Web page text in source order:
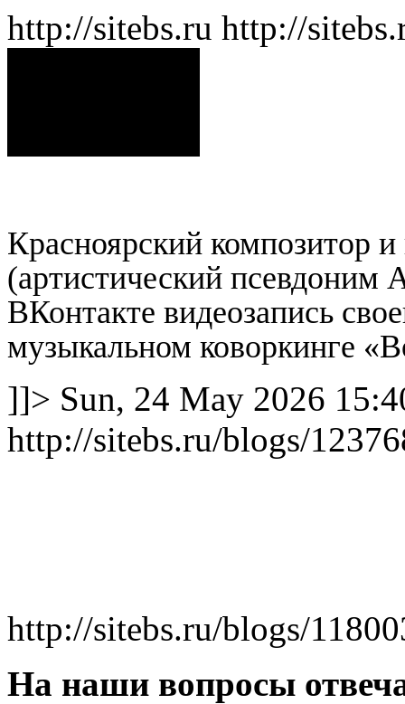
http://sitebs.ru http://
Красноярский композитор
(артистический псевдоним
ВКонтакте видеозапись
музыкальном коворкинге
]]> Sun, 24 May 2026
http://sitebs.ru/blogs/
http://sitebs.ru/blogs/
На наши вопросы